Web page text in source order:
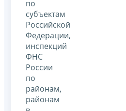
по
субъектам
Российской
Федерации,
инспекций
ФНС
России
по
районам,
районам